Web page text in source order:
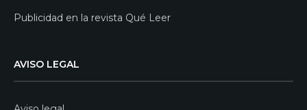
Publicidad en la revista Qué Leer
AVISO LEGAL